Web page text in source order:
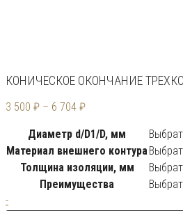
КОНИЧЕСКОЕ ОКОНЧАНИЕ
3 500 ₽ – 6 704 ₽
Диаметр d/D1/D, мм
Материал внешнего контура
Толщина изоляции, мм
Преимущества
Количество
-